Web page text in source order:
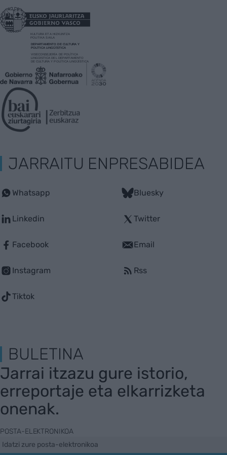
JARRAITU ENPRESABIDEA
Whatsapp
Linkedin
Facebook
Instagram
Tiktok
Bluesky
Twitter
Email
Rss
BULETINA
Jarrai itzazu gure istorio,
erreportaje eta elkarrizketa
onenak.
POSTA-ELEKTRONIKOA